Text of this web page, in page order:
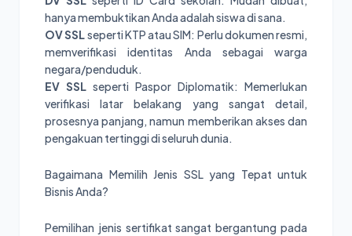
hanya membuktikan Anda adalah siswa di sana.
OV SSLseperti KTP atau SIM: Perlu dokumen resmi,
memverifikasi identitas Anda sebagai warga
negara/penduduk.
EV SSL seperti Paspor Diplomatik: Memerlukan
verifikasi latar belakang yang sangat detail,
prosesnya panjang, namun memberikan akses dan
pengakuan tertinggi di seluruh dunia.
Bagaimana Memilih Jenis SSL yang Tepat untuk
Bisnis Anda?
Pemilihan jenis sertifikat sangat bergantung pada